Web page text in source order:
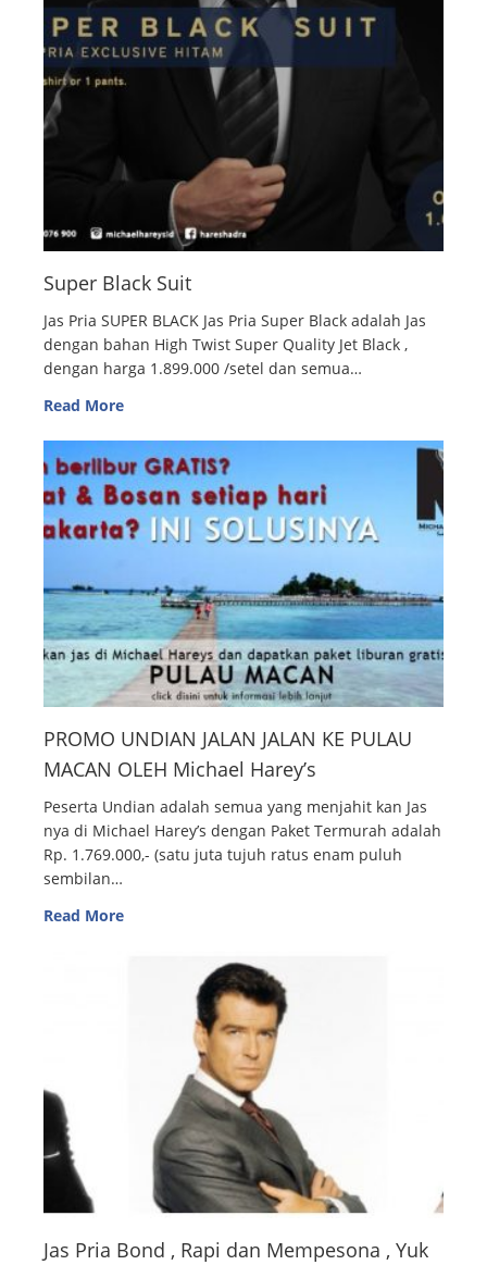
Super Black Suit
Jas Pria SUPER BLACK Jas Pria Super Black adalah Jas
dengan bahan High Twist Super Quality Jet Black ,
dengan harga 1.899.000 /setel dan semua…
Read More
PROMO UNDIAN JALAN JALAN KE PULAU
MACAN OLEH Michael Harey’s
Peserta Undian adalah semua yang menjahit kan Jas
nya di Michael Harey’s dengan Paket Termurah adalah
Rp. 1.769.000,- (satu juta tujuh ratus enam puluh
sembilan…
Read More
Jas Pria Bond , Rapi dan Mempesona , Yuk